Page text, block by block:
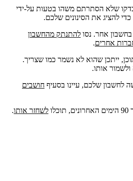
שלא הסתרתם משהו בטעות על-ידי
להציג את הסינונים שלכם.
אחר. נסו להתנתק מהחשבון
אחרים.
ייתכן שהוא לא נשמר כמו שצריך.
ולשמור אותו.
לחשבון שלכם, עיינו בסעיף חושבים
לשחזר אותו.